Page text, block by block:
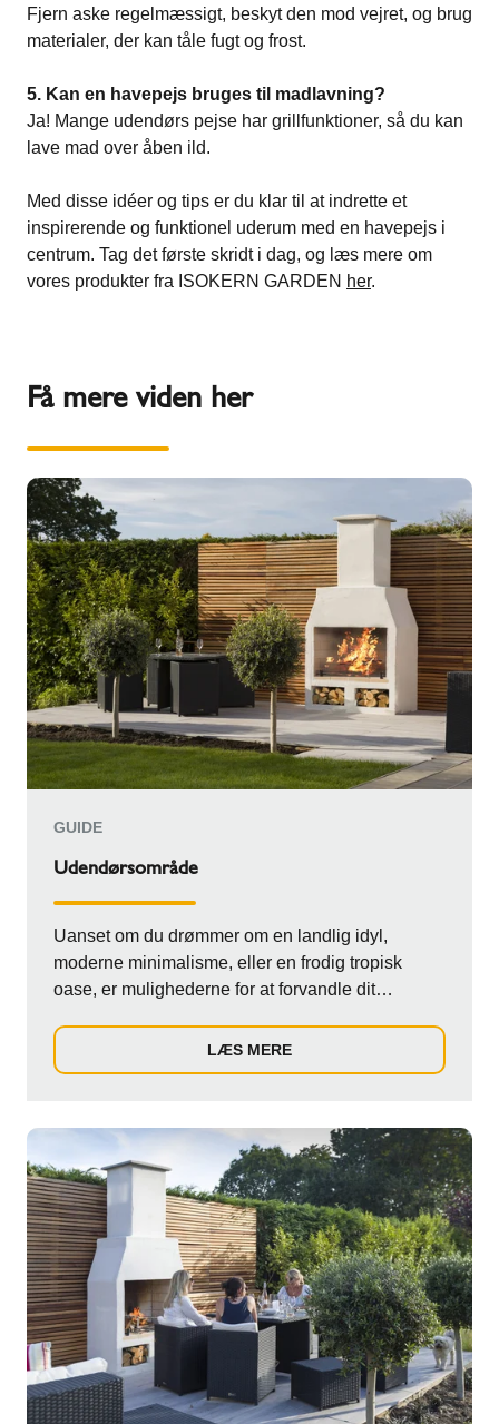
Fjern aske regelmæssigt, beskyt den mod vejret, og brug
materialer, der kan tåle fugt og frost.
5. Kan en havepejs bruges til madlavning?
Ja! Mange udendørs pejse har grillfunktioner, så du kan
lave mad over åben ild.
Med disse idéer og tips er du klar til at indrette et
inspirerende og funktionel uderum med en havepejs i
centrum. Tag det første skridt i dag, og læs mere om
vores produkter fra ISOKERN GARDEN her.
Få mere viden her
GUIDE
Udendørsområde
Uanset om du drømmer om en landlig idyl,
moderne minimalisme, eller en frodig tropisk
oase, er mulighederne for at forvandle dit
LÆS MERE